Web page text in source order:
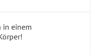
in einem